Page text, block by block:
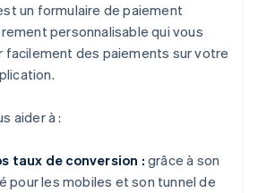
un formulaire de paiement
personnalisable qui vous
des paiements sur votre
aider à :
taux de conversion : grâce à son
pour les mobiles et son tunnel de